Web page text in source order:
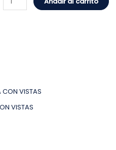
VISTAS